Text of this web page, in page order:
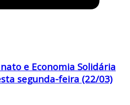
e Economia Solidária
segunda-feira (22/03)